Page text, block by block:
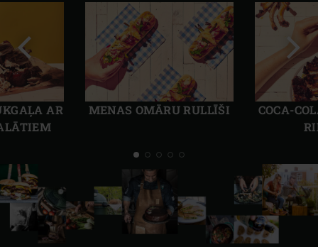
AR
MENAS OMĀRU RULLĪŠI
COCA-
Iepriekšējais
slaids